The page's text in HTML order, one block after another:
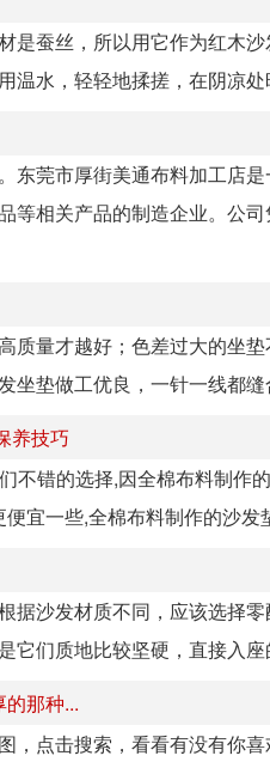
是蚕丝，所以用它作为红木
温水，轻轻地揉搓，在阴凉
东莞市厚街美通布料加工店
等相关产品的制造企业。公
质量才越好；色差过大的坐
坐垫做工优良，一针一线都
养技巧
不错的选择,因全棉布料制作
宜一些,全棉布料制作的沙
据沙发材质不同，应该选择
它们质地比较坚硬，直接入
那种...
点击搜索，看看有没有你喜